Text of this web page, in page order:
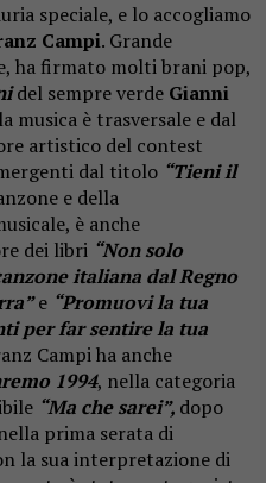
speciale, e lo accogliamo
Campi. Grande
ha firmato molti brani pop,
del sempre verde Gianni
musica è trasversale e dal
artistico del contest
dal titolo “Tieni il
e della
è anche
dei libri “Non solo
italiana dal Regno
e “Promuovi la tua
per far sentire la tua
Campi ha anche
1994, nella categoria
“Ma che sarei”, dopo
prima serata di
la sua interpretazione di